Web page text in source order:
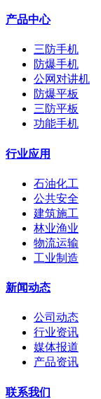
产品中心
三防手机
防爆手机
公网对讲机
防爆平板
三防平板
功能手机
行业应用
石油化工
公共安全
建筑施工
林业渔业
物流运输
工业制造
新闻动态
公司动态
行业资讯
媒体报道
产品资讯
联系我们